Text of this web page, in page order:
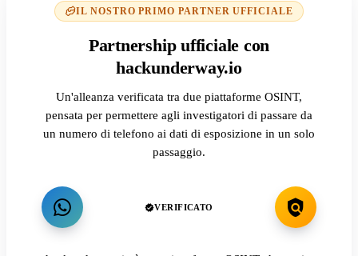
IL NOSTRO PRIMO PARTNER UFFICIALE
Partnership ufficiale con
hackunderway.io
Un'alleanza verificata tra due piattaforme OSINT,
pensata per permettere agli investigatori di passare da
un numero di telefono ai dati di esposizione in un solo
passaggio.
VERIFICATO